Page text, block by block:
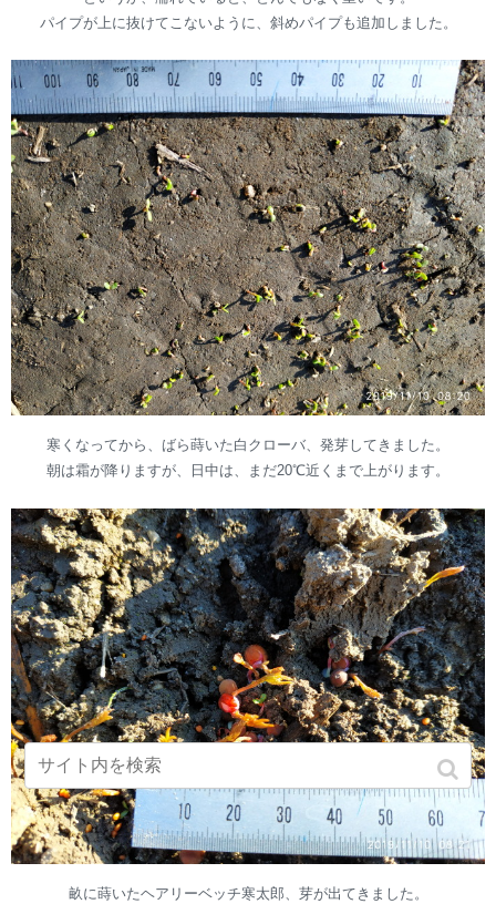
パイプが上に抜けてこないように、斜めパイプも追加しました。
寒くなってから、ばら蒔いた白クローバ、発芽してきました。
朝は霜が降りますが、日中は、まだ20℃近くまで上がります。
畝に蒔いたヘアリーベッチ寒太郎、芽が出てきました。